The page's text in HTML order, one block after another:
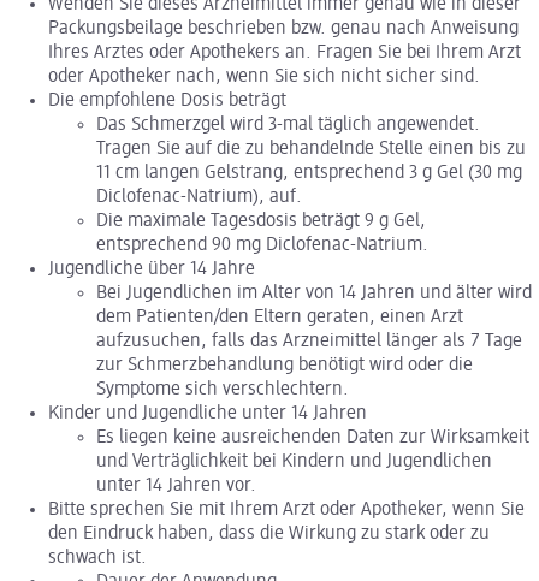
Wenden Sie dieses Arzneimittel immer genau wie in dieser
Packungsbeilage beschrieben bzw. genau nach Anweisung
Ihres Arztes oder Apothekers an. Fragen Sie bei Ihrem Arzt
oder Apotheker nach, wenn Sie sich nicht sicher sind.
Die empfohlene Dosis beträgt
Das Schmerzgel wird 3-mal täglich angewendet.
Tragen Sie auf die zu behandelnde Stelle einen bis zu
11 cm langen Gelstrang, entsprechend 3 g Gel (30 mg
Diclofenac-Natrium), auf.
Die maximale Tagesdosis beträgt 9 g Gel,
entsprechend 90 mg Diclofenac-Natrium.
Jugendliche über 14 Jahre
Bei Jugendlichen im Alter von 14 Jahren und älter wird
dem Patienten/den Eltern geraten, einen Arzt
aufzusuchen, falls das Arzneimittel länger als 7 Tage
zur Schmerzbehandlung benötigt wird oder die
Symptome sich verschlechtern.
Kinder und Jugendliche unter 14 Jahren
Es liegen keine ausreichenden Daten zur Wirksamkeit
und Verträglichkeit bei Kindern und Jugendlichen
unter 14 Jahren vor.
Bitte sprechen Sie mit Ihrem Arzt oder Apotheker, wenn Sie
den Eindruck haben, dass die Wirkung zu stark oder zu
schwach ist.